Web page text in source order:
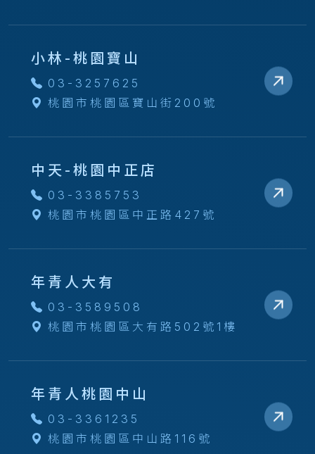
小林-桃園寶山
03-3257625
桃園市桃園區寶山街200號
中天-桃園中正店
03-3385753
桃園市桃園區中正路427號
年青人大有
03-3589508
桃園市桃園區大有路502號1樓
年青人桃園中山
03-3361235
桃園市桃園區中山路116號